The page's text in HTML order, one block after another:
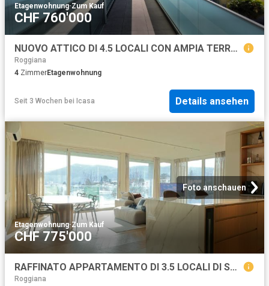
Etagenwohnung·Zum Kauf
CHF 760'000
NUOVO ATTICO DI 4.5 LOCALI CON AMPIA TERRAZZA A VACALLO
Roggiana
4 ZimmerEtagenwohnung
Seit 3 Wochen bei Icasa Details ansehen
Foto anschauen
Etagenwohnung·Zum Kauf
CHF 775'000
RAFFINATO APPARTAMENTO DI 3.5 LOCALI DI STANDING SUPERIORE
Roggiana